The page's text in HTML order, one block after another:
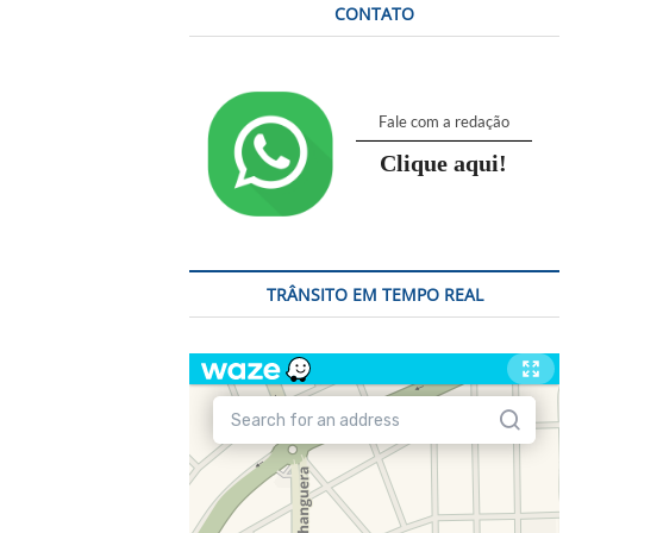
CONTATO
Fale com a redação
Clique aqui!
TRÂNSITO EM TEMPO REAL